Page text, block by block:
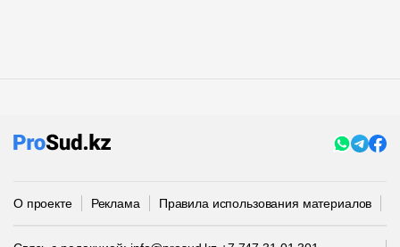
О проекте Реклама Правила использования материалов